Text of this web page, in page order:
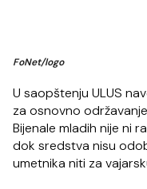
FoNet/logo
U saopštenju ULUS
za osnovno
Bijenale mladih nije ni
dok sredstva nisu
umetnika niti za